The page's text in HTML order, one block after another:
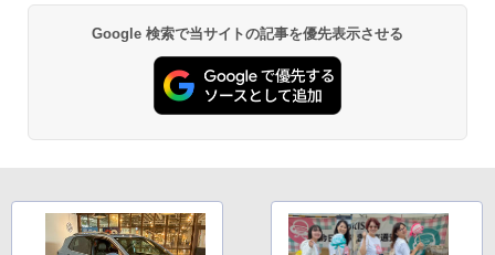
Google 検索で当サイトの記事を優先表示させる